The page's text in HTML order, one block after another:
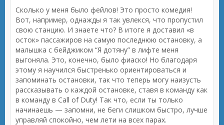
Сколько у меня было фейлов! Это просто комедия!
Вот, например, однажды я так увлекся, что пропустил
свою станцию. И знаете что? В итоге я доставил «в
осток» пассажиров на самую последнюю остановку, а
малышка с бейджиком “Я дотяну” в лифте меня
выгоняла. Это, конечно, было фиаско! Но благодаря
этому я научился быстренько ориентироваться и
запоминать остановки, так что теперь могу наизусть
рассказывать о каждой остановке, ставя в команду как
в команду в Call of Duty! Так что, если ты только
начинаешь — запомни, не беги слишком быстро, лучше
управляй спокойно, чем лети на всех парах.